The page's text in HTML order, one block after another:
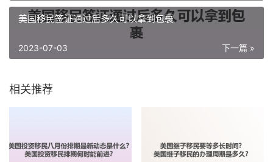
美国移民签证通过后多久可以拿到包裹
下一篇 »
2023-07-03
相关推荐